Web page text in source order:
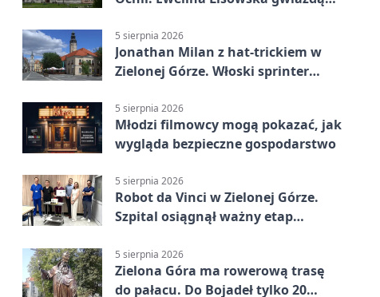
5 sierpnia 2026
Jonathan Milan z hat-trickiem w
Zielonej Górze. Włoski sprinter
5 sierpnia 2026
Młodzi filmowcy mogą pokazać, jak
wygląda bezpieczne gospodarstwo
5 sierpnia 2026
Robot da Vinci w Zielonej Górze.
Szpital osiągnął ważny etap
5 sierpnia 2026
Zielona Góra ma rowerową trasę
do pałacu. Do Bojadeł tylko 20